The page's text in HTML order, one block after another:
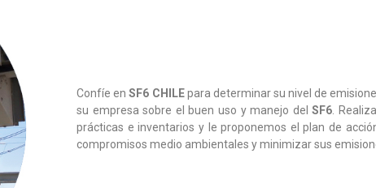
Confíe enSF6 CHILEpara determinar su nivel de
su empresa sobre el buen uso y manejo delSF6 .
prácticas e inventarios y le proponemos el plan de
compromisos medio ambientales y minimizar sus